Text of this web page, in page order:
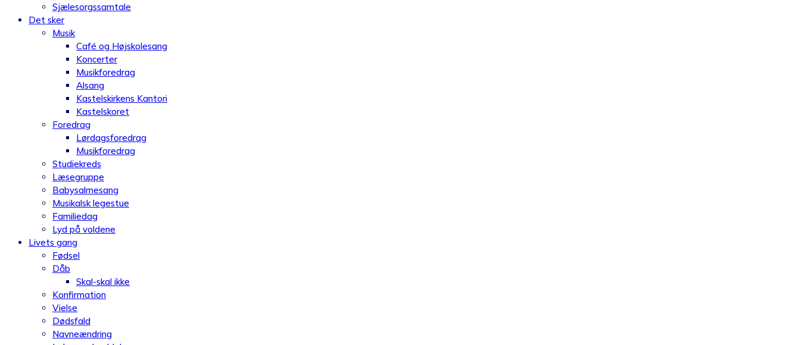
Sjælesorgssamtale
Det sker
Musik
Café og Højskolesang
Koncerter
Musikforedrag
Alsang
Kastelskirkens Kantori
Kastelskoret
Foredrag
Lørdagsforedrag
Musikforedrag
Studiekreds
Læsegruppe
Babysalmesang
Musikalsk legestue
Familiedag
Lyd på voldene
Livets gang
Fødsel
Dåb
Skal-skal ikke
Konfirmation
Vielse
Dødsfald
Navneændring